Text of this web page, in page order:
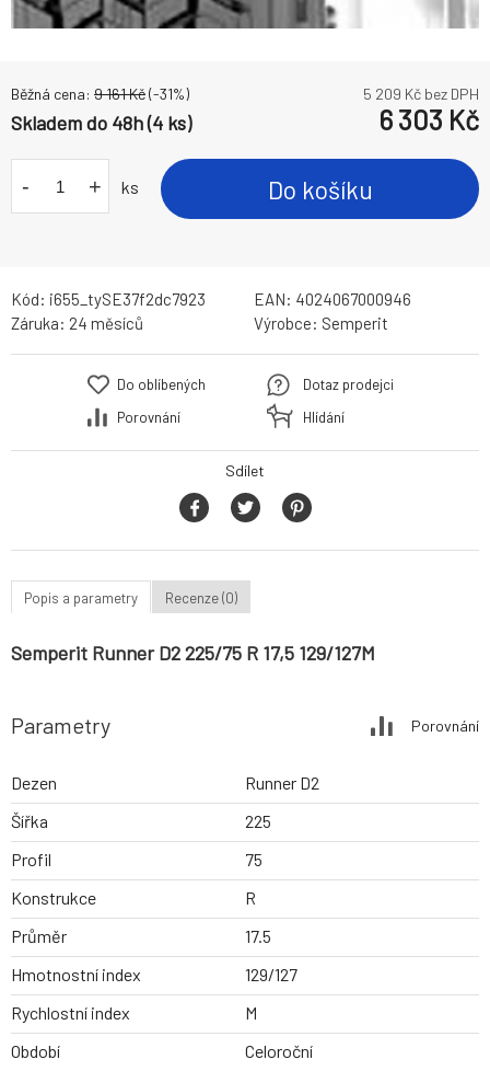
Běžná cena: 9 161Kč(-31%) 5 209 Kč bez DPH
Skladem do 48h (4 ks) 6 303 Kč
- + ks Do košíku
Kód: i655_tySE37f2dc7923 EAN: 4024067000946
Záruka: 24 měsíců Výrobce: Semperit
Do oblíbených
Porovnání
Dotaz prodejci
Hlídání
Sdílet
Popis a parametry Recenze (0)
Semperit Runner D2 225/75 R 17,5 129/127M
Parametry Porovnání
Dezen
Runner D2
Šířka
225
Profil
75
Konstrukce
R
Průměr
17.5
Hmotnostní index
129/127
Rychlostní index
M
Období
Celoroční